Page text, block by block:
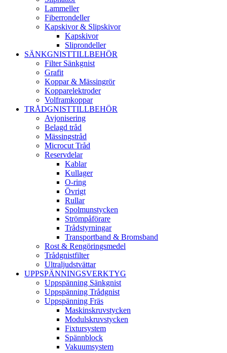
Lammeller
Fiberrondeller
Kapskivor & Slipskivor
Kapskivor
Sliprondeller
SÄNKGNISTTILLBEHÖR
Filter Sänkgnist
Grafit
Koppar & Mässingrör
Kopparelektroder
Volframkoppar
TRÅDGNISTTILLBEHÖR
Avjonisering
Belagd tråd
Mässingstråd
Microcut Tråd
Reservdelar
Kablar
Kullager
O-ring
Övrigt
Rullar
Spolmunstycken
Strömpåförare
Trådstyrningar
Transportband & Bromsband
Rost & Rengöringsmedel
Trådgnistfilter
Ultraljudstvättar
UPPSPÄNNINGSVERKTYG
Uppspänning Sänkgnist
Uppspänning Trådgnist
Uppspänning Fräs
Maskinskruvstycken
Modulskruvstycken
Fixtursystem
Spännblock
Vakuumsystem